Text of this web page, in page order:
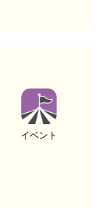
イベント